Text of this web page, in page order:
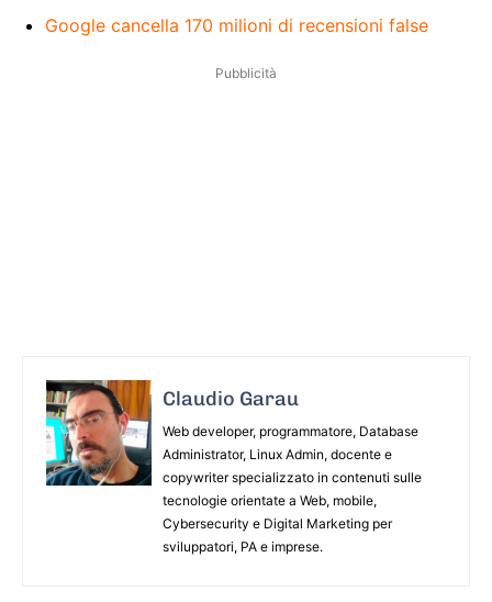
Google cancella 170 milioni di recensioni false
Pubblicità
Claudio Garau
Web developer, programmatore, Database
Administrator, Linux Admin, docente e
copywriter specializzato in contenuti sulle
tecnologie orientate a Web, mobile,
Cybersecurity e Digital Marketing per
sviluppatori, PA e imprese.